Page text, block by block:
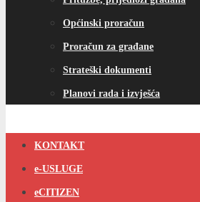
Općinski proračun
Proračun za građane
Strateški dokumenti
Planovi rada i izvješća
KONTAKT
e-USLUGE
eCITIZEN